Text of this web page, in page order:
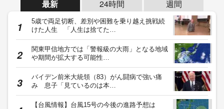
最新 24時間 週間
5歳で両足切断、差別や困難を乗り越え挑戦続
けた人生 「人生は捨てた…
関東甲信地方では「警報級の大雨」となる地域
や期間が拡大する可能性…
バイデン前米大統領（83）がん闘病で強い痛
み 息子「見ているのは本…
【台風情報】台風15号の今後の進路予想は